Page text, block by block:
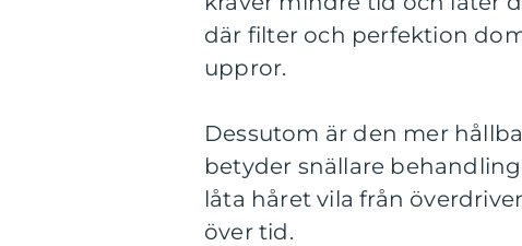
där filter och perfektion
uppror.
Dessutom är den mer
betyder snällare
låta håret vila från
över tid.